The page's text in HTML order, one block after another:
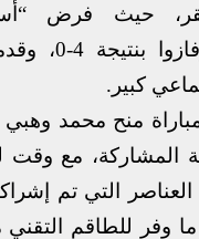
حيث فرض
سيطرتهم،
كبير.
منح محمد وهبي
المشاركة، مع وقت
التي تم
وفر للطاقم